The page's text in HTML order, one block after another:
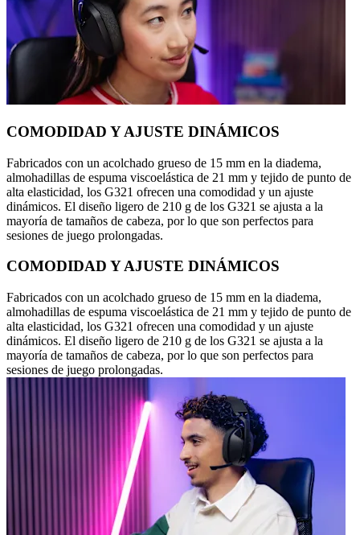
COMODIDAD Y AJUSTE DINÁMICOS
Fabricados con un acolchado grueso de 15 mm en la diadema,
almohadillas de espuma viscoelástica de 21 mm y tejido de punto de
alta elasticidad, los G321 ofrecen una comodidad y un ajuste
dinámicos. El diseño ligero de 210 g de los G321 se ajusta a la
mayoría de tamaños de cabeza, por lo que son perfectos para
sesiones de juego prolongadas.
COMODIDAD Y AJUSTE DINÁMICOS
Fabricados con un acolchado grueso de 15 mm en la diadema,
almohadillas de espuma viscoelástica de 21 mm y tejido de punto de
alta elasticidad, los G321 ofrecen una comodidad y un ajuste
dinámicos. El diseño ligero de 210 g de los G321 se ajusta a la
mayoría de tamaños de cabeza, por lo que son perfectos para
sesiones de juego prolongadas.